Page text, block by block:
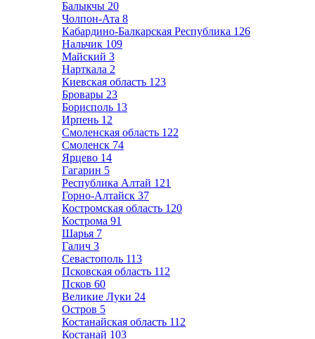
Балыкчы 20
Чолпон-Ата 8
Кабардино-Балкарская Республика 126
Нальчик 109
Майский 3
Нарткала 2
Киевская область 123
Бровары 23
Борисполь 13
Ирпень 12
Смоленская область 122
Смоленск 74
Ярцево 14
Гагарин 5
Республика Алтай 121
Горно-Алтайск 37
Костромская область 120
Кострома 91
Шарья 7
Галич 3
Севастополь 113
Псковская область 112
Псков 60
Великие Луки 24
Остров 5
Костанайская область 112
Костанай 103